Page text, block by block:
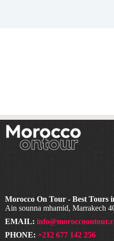
Morocco On Tour - Best Tours
Ain sounna mhamid, Marrakech
EMAIL:
PHONE: +212 677 142 256